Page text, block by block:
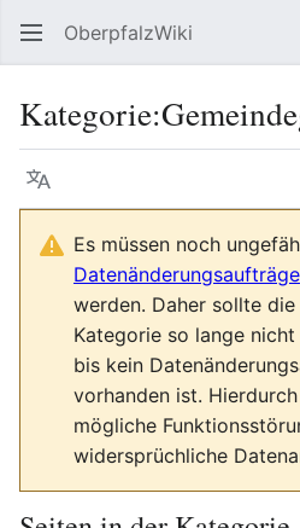
OberpfalzWiki
Kategorie:
Sprache
Es müssen noch
Datenänderungsaufträge
werden. Daher sollte
Kategorie so lange
bis kein
vorhanden ist.
mögliche
widersprüchliche